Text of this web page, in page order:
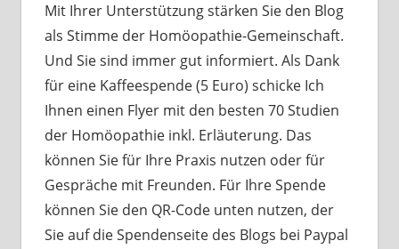
Mit Ihrer Unterstützung stärken Sie den Blog
als Stimme der Homöopathie-Gemeinschaft.
Und Sie sind immer gut informiert. Als Dank
für eine Kaffeespende (5 Euro) schicke Ich
Ihnen einen Flyer mit den besten 70 Studien
der Homöopathie inkl. Erläuterung. Das
können Sie für Ihre Praxis nutzen oder für
Gespräche mit Freunden. Für Ihre Spende
können Sie den QR-Code unten nutzen, der
Sie auf die Spendenseite des Blogs bei Paypal